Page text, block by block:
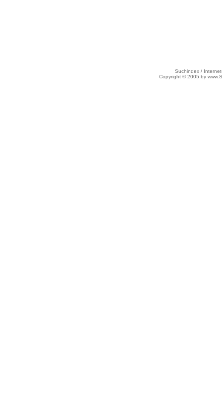
Suchindex /
Copyright © 2005 by